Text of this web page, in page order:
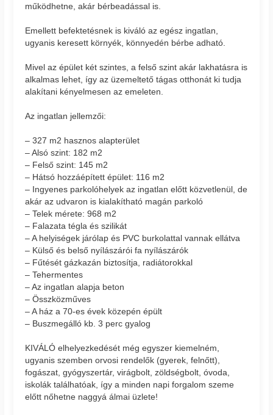
működhetne, akár bérbeadással is.
Emellett befektetésnek is kiváló az egész ingatlan,
ugyanis keresett környék, könnyedén bérbe adható.
Mivel az épület két szintes, a felső szint akár lakhatásra is
alkalmas lehet, így az üzemeltető tágas otthonát ki tudja
alakítani kényelmesen az emeleten.
Az ingatlan jellemzői:
– 327 m2 hasznos alapterület
– Alsó szint: 182 m2
– Felső szint: 145 m2
– Hátsó hozzáépített épület: 116 m2
– Ingyenes parkolóhelyek az ingatlan előtt közvetlenül, de
akár az udvaron is kialakítható magán parkoló
– Telek mérete: 968 m2
– Falazata tégla és szilikát
– A helyiségek járólap és PVC burkolattal vannak ellátva
– Külső és belső nyílászárói fa nyílászárók
– Fűtését gázkazán biztosítja, radiátorokkal
– Tehermentes
– Az ingatlan alapja beton
– Összközműves
– A ház a 70-es évek közepén épült
– Buszmegálló kb. 3 perc gyalog
KIVÁLÓ elhelyezkedését még egyszer kiemelném,
ugyanis szemben orvosi rendelők (gyerek, felnőtt),
fogászat, gyógyszertár, virágbolt, zöldségbolt, óvoda,
iskolák találhatóak, így a minden napi forgalom szeme
előtt nőhetne naggyá álmai üzlete!